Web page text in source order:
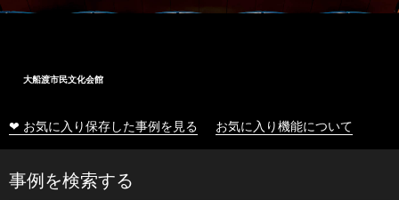
大船渡市民文化会館
❤ お気に入り保存した事例を見る お気に入り機能について
事例を検索する